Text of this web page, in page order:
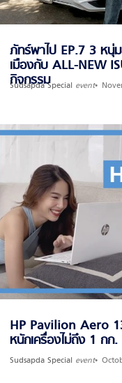
ภัทร์พาไป EP.7 3 หนุ่
เมืองกับ ALL-NEW
กิจกรรม
Sudsapda Special event
HP Pavilion Aero
หนักเครื่องไม่ถึง 1 กก.
Sudsapda Special event